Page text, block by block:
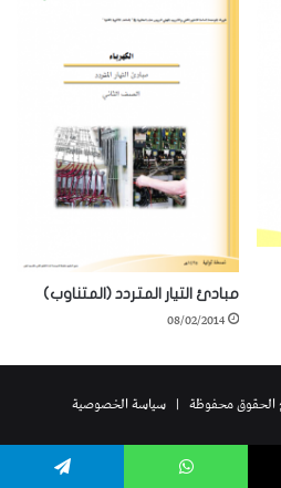
مبادئ التيار المتردد (المتناوب)
08/02/2014
سياسة الخصوصية